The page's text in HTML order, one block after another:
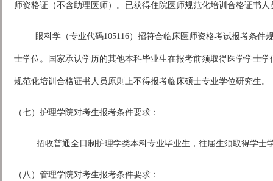
师资格证（不含助理医师）。已获得住院医师规范化培训合格证书
眼科学（专业代码105116）招符合临床医师资格考试报考条
士学位。国家承认学历的其他本科毕业生在报考前须取得医学学士
规范化培训合格证书人员原则上不得报考临床硕士专业学位研究生。
（七）护理学院对考生报考条件要求：
招收普通全日制护理学类本科专业毕业生，往届生须取得学士
（八）管理学院对考生报考条件要求：